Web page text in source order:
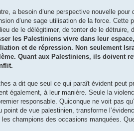
a besoin d’une perspective nouvelle
d’une sage utilisation de la force.
de le délégitimer, de tenter de le détruire,
les Palestiniens vivre dans leur
et de répression. Non seulement
Quant aux Palestiniens, ils doivent
a dit que seul ce qui paraît évident peut
également, à leur manière. Seule la
responsable. Quiconque ne voit pas
point de vue palestinien, transforme
champions des occasions manquées.